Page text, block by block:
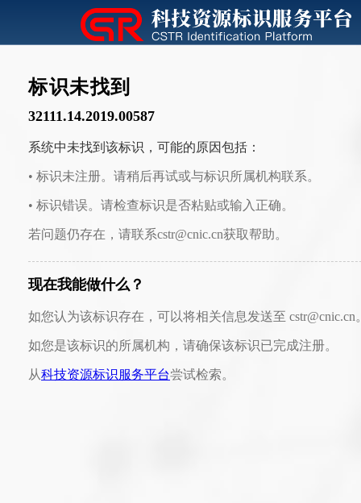
标识未找到
32111.14.2019.00587
系统中未找到该标识，可能的原因包括：
• 标识未注册。请稍后再试或与标识所属机构联系。
• 标识错误。请检查标识是否粘贴或输入正确。
若问题仍存在，请联系cstr@cnic.cn获取帮助。
现在我能做什么？
如您认为该标识存在，可以将相关信息发送至 cstr@cnic.cn
如您是该标识的所属机构，请确保该标识已完成注册。
从科技资源标识服务平台尝试检索。